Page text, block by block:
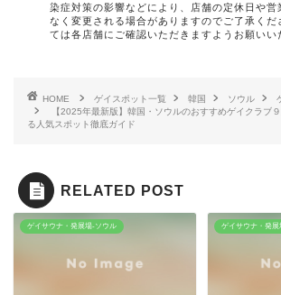
染症対策の影響などにより、店舗の定休日や営
なく変更される場合がありますのでご了承くだ
ては各店舗にご確認いただきますようお願いい
HOME ゲイスポット一覧 韓国 ソウル
【2025年最新版】韓国・ソウルのおすすめゲイクラブ
る人気スポット徹底ガイド
RELATED POST
ゲイサウナ・発展場-ソウル ゲイサウナ・発展